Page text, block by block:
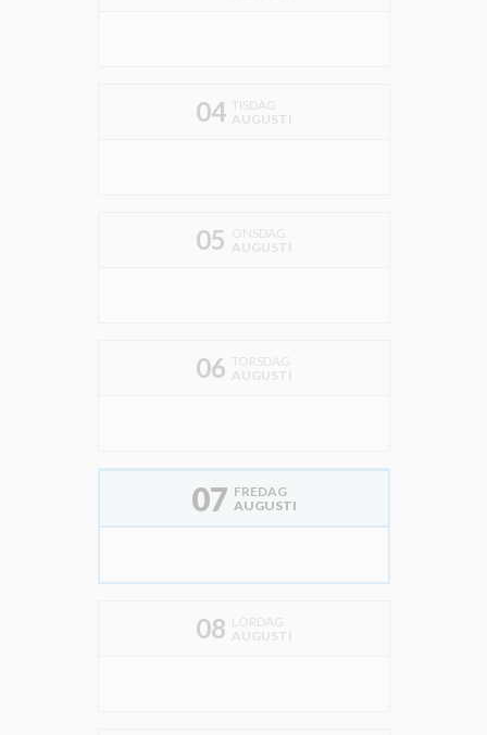
04 TISDAG
AUGUSTI
05 ONSDAG
AUGUSTI
06 TORSDAG
AUGUSTI
07 FREDAG
AUGUSTI
08 LÖRDAG
AUGUSTI